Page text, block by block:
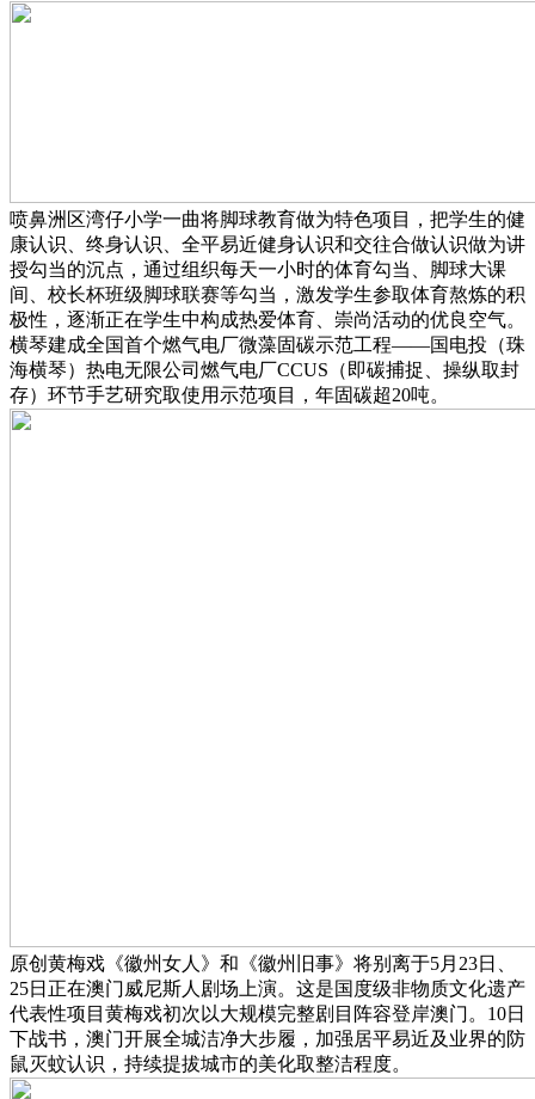
喷鼻洲区湾仔小学一曲将脚球教育做为特色项目，把学生的健
康认识、终身认识、全平易近健身认识和交往合做认识做为讲
授勾当的沉点，通过组织每天一小时的体育勾当、脚球大课
间、校长杯班级脚球联赛等勾当，激发学生参取体育熬炼的积
极性，逐渐正在学生中构成热爱体育、崇尚活动的优良空气。
横琴建成全国首个燃气电厂微藻固碳示范工程——国电投（珠
海横琴）热电无限公司燃气电厂CCUS（即碳捕捉、操纵取封
存）环节手艺研究取使用示范项目，年固碳超20吨。
原创黄梅戏《徽州女人》和《徽州旧事》将别离于5月23日、
25日正在澳门威尼斯人剧场上演。这是国度级非物质文化遗产
代表性项目黄梅戏初次以大规模完整剧目阵容登岸澳门。10日
下战书，澳门开展全城洁净大步履，加强居平易近及业界的防
鼠灭蚊认识，持续提拔城市的美化取整洁程度。